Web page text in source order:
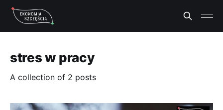
stres w pracy
A collection of 2 posts